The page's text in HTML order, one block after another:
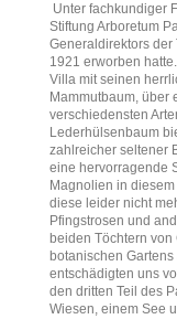
Unter fachkundiger
Stiftung Arboretum
Generaldirektors der
1921 erworben
Villa mit seinen
Mammutbaum, über
verschiedensten
Lederhülsenbaum
zahlreicher seltener
eine hervorragende
Magnolien in
diese leider nicht
Pfingstrosen und
beiden Töchtern
botanischen
entschädigten uns
den dritten Teil des
Wiesen, einem See